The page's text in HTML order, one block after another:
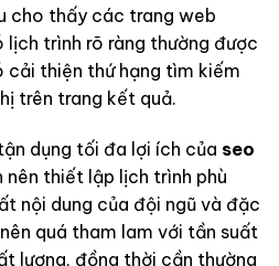
cho thấy các trang web
trình rõ ràng thường được
cải thiện thứ hạng tìm kiếm
trên trang kết quả.
dụng tối đa lợi ích của seo
nên thiết lập lịch trình phù
nội dung của đội ngũ và đặc
quá tham lam với tần suất
lượng, đồng thời cần thường